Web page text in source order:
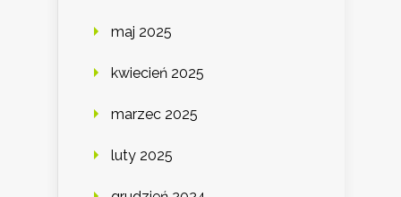
maj 2025
kwiecień 2025
marzec 2025
luty 2025